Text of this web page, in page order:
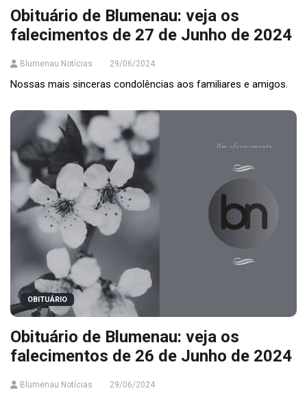
Obituário de Blumenau: veja os
falecimentos de 27 de Junho de 2024
Blumenau Notícias 29/06/2024
Nossas mais sinceras condolências aos familiares e amigos.
OBITUÁRIO
Obituário de Blumenau: veja os
falecimentos de 26 de Junho de 2024
Blumenau Notícias 29/06/2024